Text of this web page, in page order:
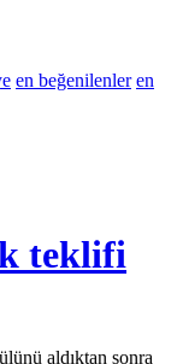
en beğenilenler en
teklifi
aldıktan sonra